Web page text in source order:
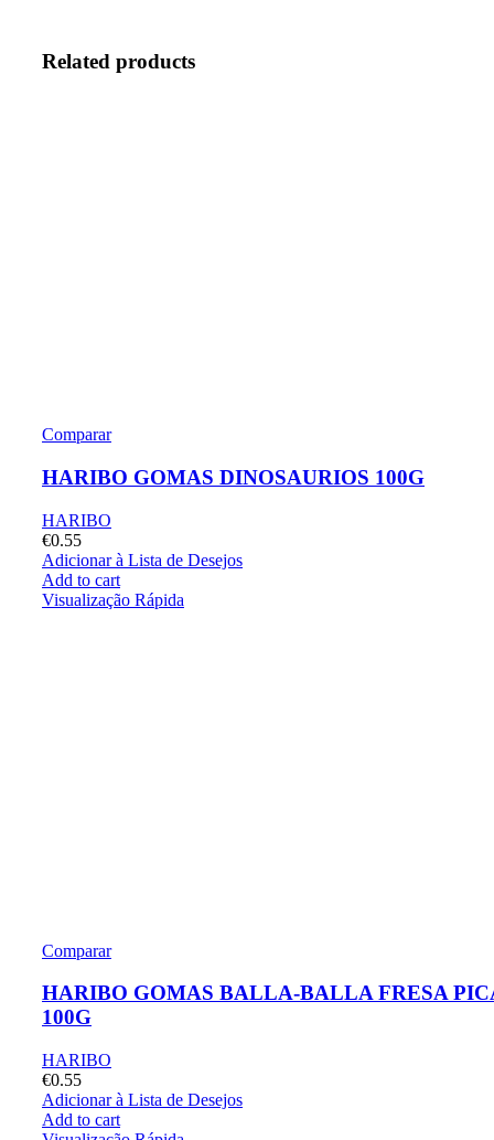
Related products
Comparar
HARIBO GOMAS DINOSAURIOS 100G
HARIBO
€0.55
Adicionar à Lista de Desejos
Add to cart
Visualização Rápida
Comparar
HARIBO GOMAS BALLA-BALLA FRESA
100G
HARIBO
€0.55
Adicionar à Lista de Desejos
Add to cart